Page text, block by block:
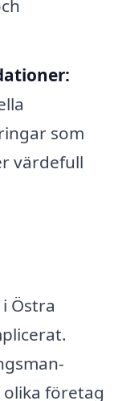
som
värdefull
Östra
företag